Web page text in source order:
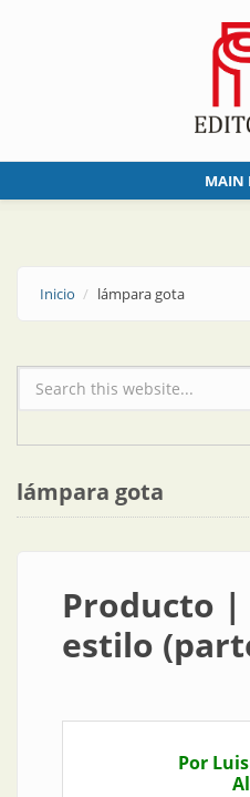
MAIN
Inicio lámpara gota
Formulario de búsqueda
lámpara gota
Producto |
estilo
Por